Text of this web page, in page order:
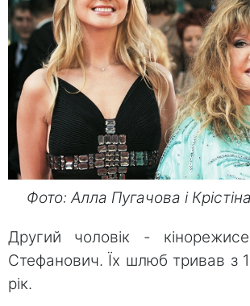
Фото: Алла Пугачова і
Другий чоловік -
Стефанович. Їх шлюб тривав з
рік.